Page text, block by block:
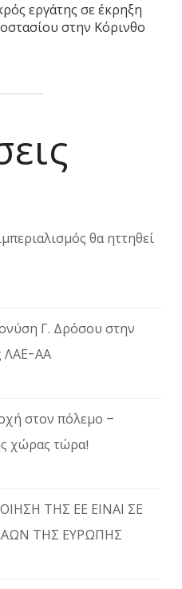
εργάτης σε έκρηξη
στην Κόρινθο
θα ηττηθεί
Γ. Δρόσου στην
ΛΑΕ-ΑΑ
στον πόλεμο –
χώρας τώρα!
ΤΗΣ ΕΕ ΕΙΝΑΙ ΣΕ
ΤΗΣ ΕΥΡΩΠΗΣ